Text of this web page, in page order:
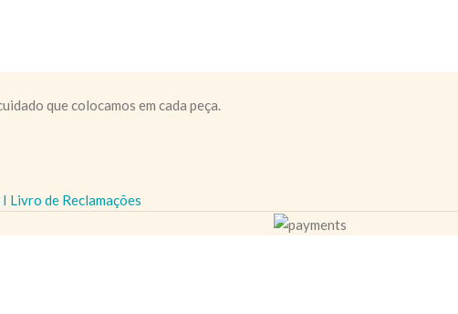
que colocamos em cada peça.
I Livro de Reclamações